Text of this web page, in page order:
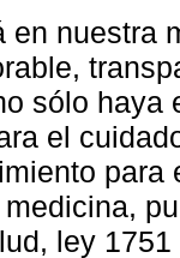
en nuestra
sólo haya
el
ley 1751